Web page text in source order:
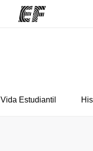
Vida Estudiantil